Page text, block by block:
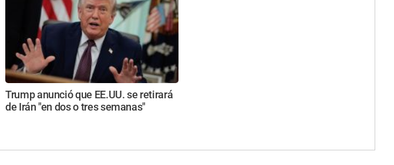
Trump anunció que EE.UU. se retirará
de Irán "en dos o tres semanas"